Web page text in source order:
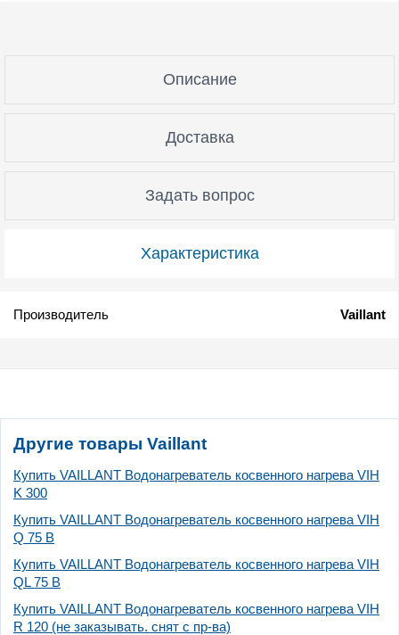
Характеристика
Описание
Доставка
Задать вопрос
Производитель Vaillant
Другие товары Vaillant
Купить VAILLANT Водонагреватель косвенного нагрева VIH
K 300
Купить VAILLANT Водонагреватель косвенного нагрева VIH
Q 75 B
Купить VAILLANT Водонагреватель косвенного нагрева VIH
QL 75 B
Купить VAILLANT Водонагреватель косвенного нагрева VIH
R 120 (не заказывать. снят с пр-ва)